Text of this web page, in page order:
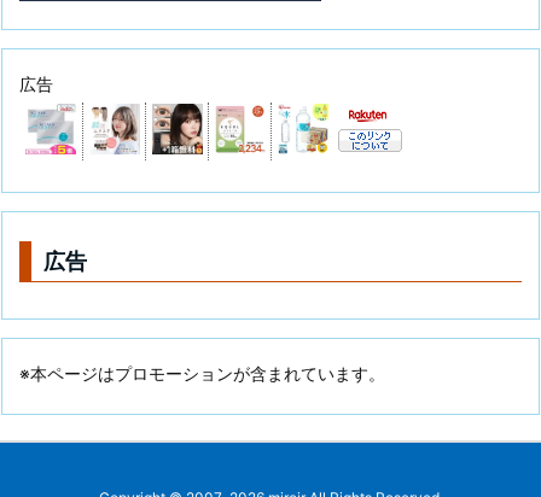
広告
広告
※本ページはプロモーションが含まれています。